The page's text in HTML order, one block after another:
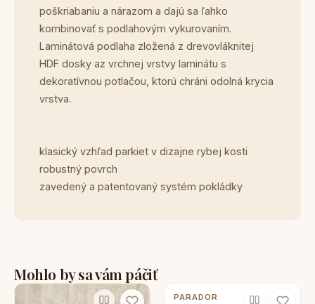
poškriabaniu a nárazom a dajú sa ľahko
kombinovať s podlahovým vykurovaním.
Laminátová podlaha zložená z drevovláknitej
HDF dosky az vrchnej vrstvy laminátu s
dekoratívnou potlačou, ktorú chráni odolná krycia
vrstva.
klasický vzhľad parkiet v dizajne rybej kosti
robustný povrch
zavedený a patentovaný systém pokládky
Mohlo by sa vám páčiť
PARADOR